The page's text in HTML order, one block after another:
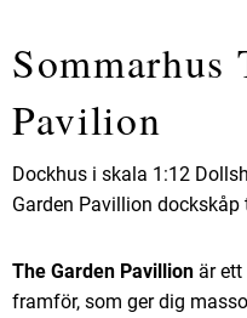
Sommarhus
Pavilion
Dockhus i skala 1:12
Garden Pavillion
The Garden Pavillion är
framför, som ger dig